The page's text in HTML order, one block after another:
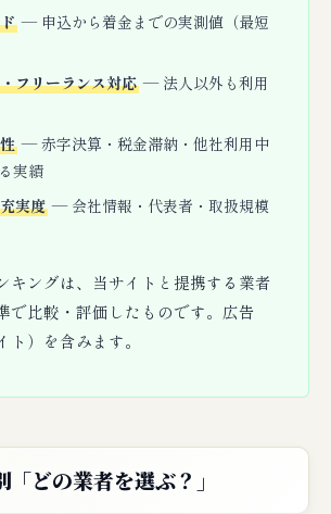
— 申込から着金までの実測値（最短
フリーランス対応— 法人以外も利用
— 赤字決算・税金滞納・他社利用中
実績
実度— 会社情報・代表者・取扱規模
キングは、当サイトと提携する業者
で比較・評価したものです。広告
ト）を含みます。
どの業者を選ぶ？」